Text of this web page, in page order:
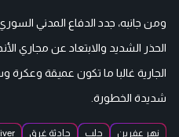
ومن جانبه، جدد الدفاع المدني
الحذر الشديد والابتعاد عن مجاري
الجارية غالبا ما تكون عميقة وعكرة
شديدة الخطورة.
نهر عفرين حلب حادثة غرق